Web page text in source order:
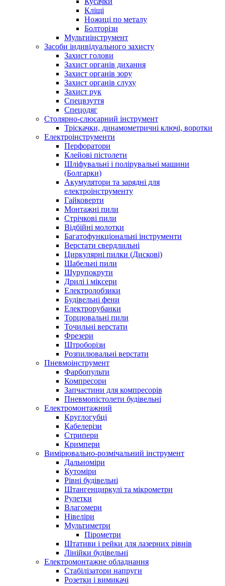
Кліщі
Ножиці по металу
Болторізи
Мультиінструмент
Засоби індивідуального захисту
Захист голови
Захист органів дихання
Захист органів зору
Захист органів слуху
Захист рук
Спецвзуття
Спецодяг
Столярно-слюсарний інструмент
Тріскачки, динамометричні ключі, воротки
Електроінструменти
Перфоратори
Клейові пістолети
Шліфувальні і полірувальні машини
(Болгарки)
Акумулятори та зарядні для
електроінструменту
Гайковерти
Монтажні пили
Стрічкові пили
Відбійні молотки
Багатофункціональні інструменти
Верстати свердлильні
Циркулярні пилки (Дискові)
Шабельні пили
Шурупокрути
Дрилі і міксери
Електролобзики
Будівельні фени
Електрорубанки
Торцювальні пили
Точильні верстати
Фрезери
Штроборізи
Розпилювальні верстати
Пневмоінструмент
Фарбопульти
Компресори
Запчастини для компресорів
Пневмопістолети будівельні
Електромонтажний
Круглогубці
Кабелерізи
Стрипери
Кримпери
Вимірювально-розмічальний інструмент
Дальноміри
Кутоміри
Рівні будівельні
Штангенциркулі та мікрометри
Рулетки
Влагомери
Нівеліри
Мультиметри
Пірометри
Штативи і рейки для лазерних рівнів
Лінійки будівельні
Електромонтажне обладнання
Стабілізатори напруги
Розетки і вимикачі